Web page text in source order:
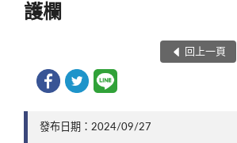
護欄
回上一頁
發布日期：2024/09/27